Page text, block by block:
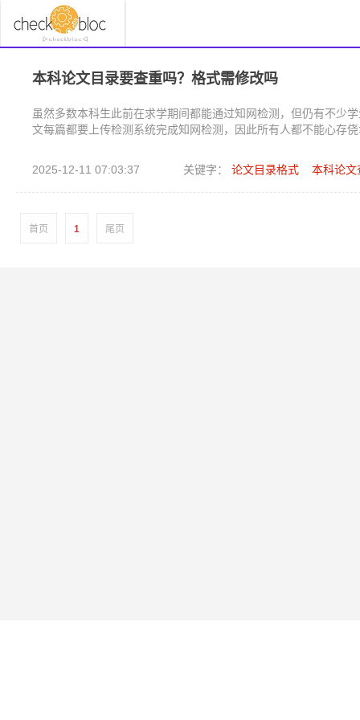
本科论文目录要查重吗？格式需修改吗
虽然多数本科生此前在求学期间都能通过知网检测，但仍有不少
文每篇都要上传检测系统完成知网检测，因此所有人都不能心存
2025-12-11 07:03:37 关键字： 论文目录格式 本科论文
首页 1 尾页